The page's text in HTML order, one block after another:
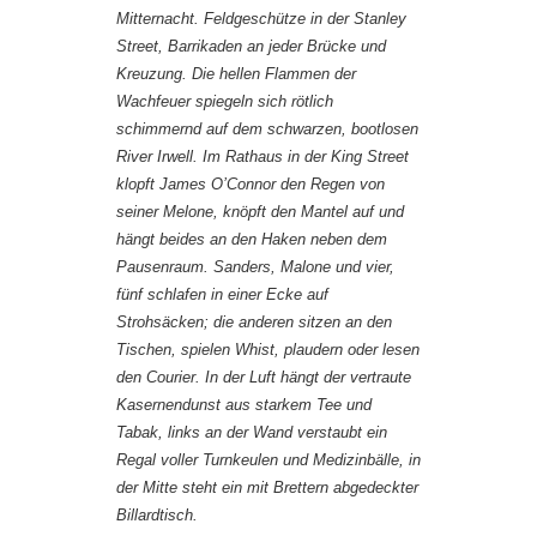
Mitternacht. Feldgeschütze in der Stanley
Street, Barrikaden an jeder Brücke und
Kreuzung. Die hellen Flammen der
Wachfeuer spiegeln sich rötlich
schimmernd auf dem schwarzen, bootlosen
River Irwell. Im Rathaus in der King Street
klopft James O’Connor den Regen von
seiner Melone, knöpft den Mantel auf und
hängt beides an den Haken neben dem
Pausenraum. Sanders, Malone und vier,
fünf schlafen in einer Ecke auf
Strohsäcken; die anderen sitzen an den
Tischen, spielen Whist, plaudern oder lesen
den Courier. In der Luft hängt der vertraute
Kasernendunst aus starkem Tee und
Tabak, links an der Wand verstaubt ein
Regal voller Turnkeulen und Medizinbälle, in
der Mitte steht ein mit Brettern abgedeckter
Billardtisch.